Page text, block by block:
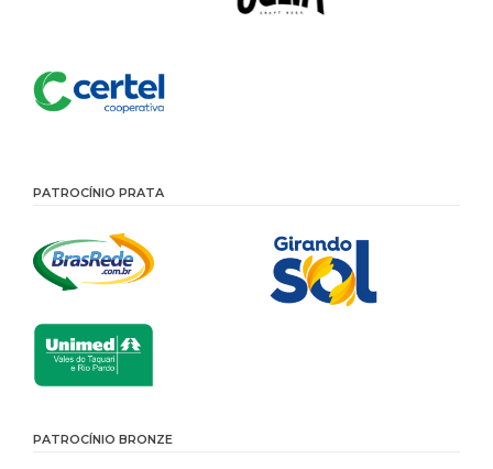
PATROCÍNIO PRATA
PATROCÍNIO BRONZE